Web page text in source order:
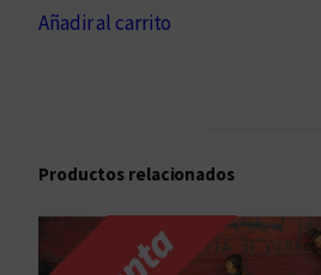
de 5
Añadir al carrito
Productos relacionados